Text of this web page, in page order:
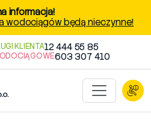
informacja!
wodociągów będą nieczynne!
KLIENTA12 444 55 85
603 307 410